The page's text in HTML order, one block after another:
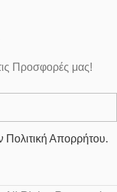
Προσφορές μας!
Πολιτική Απορρήτου.